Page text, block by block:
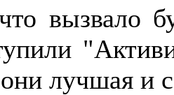
вызвало
лучшая и